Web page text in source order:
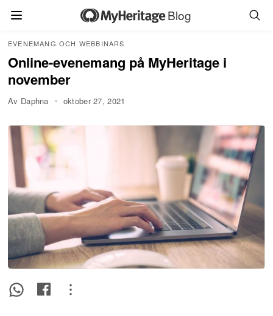
Blog
EVENEMANG OCH WEBBINARS
Online-evenemang på MyHeritage i
november
Av Daphna oktober 27, 2021